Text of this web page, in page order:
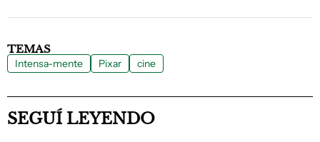
TEMAS
Intensa-mente Pixar cine
SEGUÍ LEYENDO